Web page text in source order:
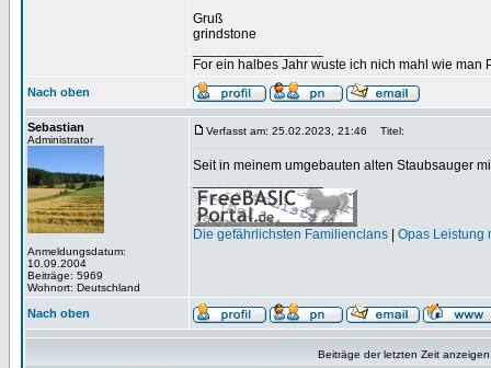
Gruß
grindstone
For ein halbes Jahr wuste ich nich mahl wie man
Nach oben
Sebastian
Administrator
Anmeldungsdatum:
10.09.2004
Beiträge: 5969
Wohnort: Deutschland
Verfasst am: 25.02.2023, 21:46 Titel:
Seit in meinem umgebauten alten Staubsauger
Die gefährlichsten Familienclans Opas Leistung
Nach oben
Beiträge der letzten Zeit